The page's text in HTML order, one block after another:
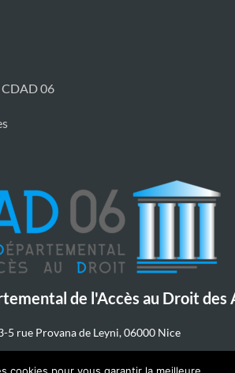
CDAD 06
de l'Accès au Droit
5 rue Provana de Leyni, 06000 Nice